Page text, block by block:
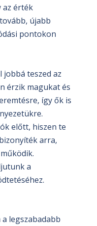
az érték
újabb
pontokon
jobbá teszed az
érzik magukat és
így ők is
előtt, hiszen te
arra,
a
legszabadabb